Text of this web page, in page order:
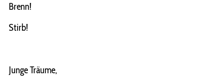
Brenn!
Stirb!
Junge Träume,